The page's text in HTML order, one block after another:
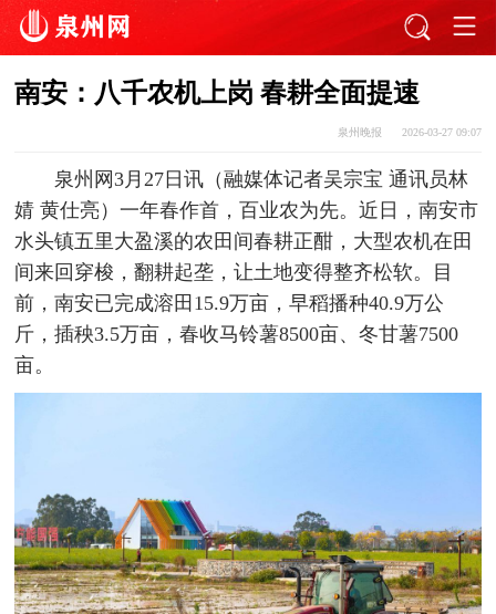
南安：八千农机上岗 春耕全面提速
泉州晚报 2026-03-27 09:07
泉州网3月27日讯（融媒体记者吴宗宝 通讯员林
婧 黄仕亮）一年春作首，百业农为先。近日，南安市
水头镇五里大盈溪的农田间春耕正酣，大型农机在田
间来回穿梭，翻耕起垄，让土地变得整齐松软。目
前，南安已完成溶田15.9万亩，早稻播种40.9万公
斤，插秧3.5万亩，春收马铃薯8500亩、冬甘薯7500
亩。